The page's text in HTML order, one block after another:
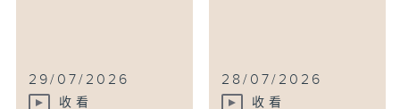
29/07/2026
收看
28/07/2026
收看